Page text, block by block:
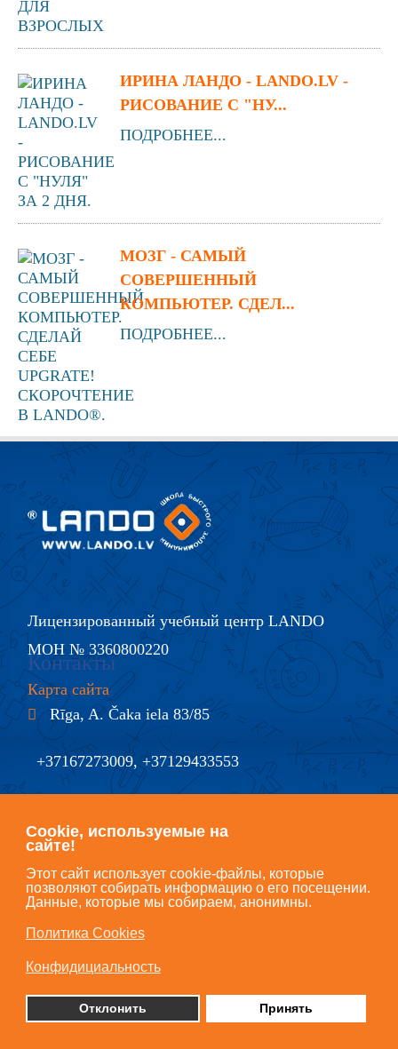
Cookie, используемые на
сайте!
Этот сайт использует cookie-файлы, которые
позволяют собирать информацию о его посещении.
Данные, которые мы собираем, анонимны.
Политика Cookies
Конфидициальность
Отклонить Принять
ИРИНА ЛАНДО - LANDO.LV -
РИСОВАНИЕ С "НУ...
ПОДРОБНЕЕ...
МОЗГ - САМЫЙ
СОВЕРШЕННЫЙ
КОМПЬЮТЕР. СДЕЛ...
ПОДРОБНЕЕ...
Лицензированный учебный центр LANDO
МОН № 3360800220
Карта сайта
Контакты
Rīga, A. Čaka iela 83/85
+37167273009, +37129433553
@ info@lando.lv
Copyright © LANDO 2018, All Rights Reserved.
Политика конфедициальности